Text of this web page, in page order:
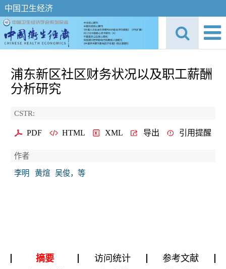
中国卫生经济
浦东新区社区财务状况以及职工薪酬
分析研究
CSTR:
PDF HTML XML 导出 引用提醒
作者
李明
黄煊 吴俊，等
摘要 访问统计
参考文献